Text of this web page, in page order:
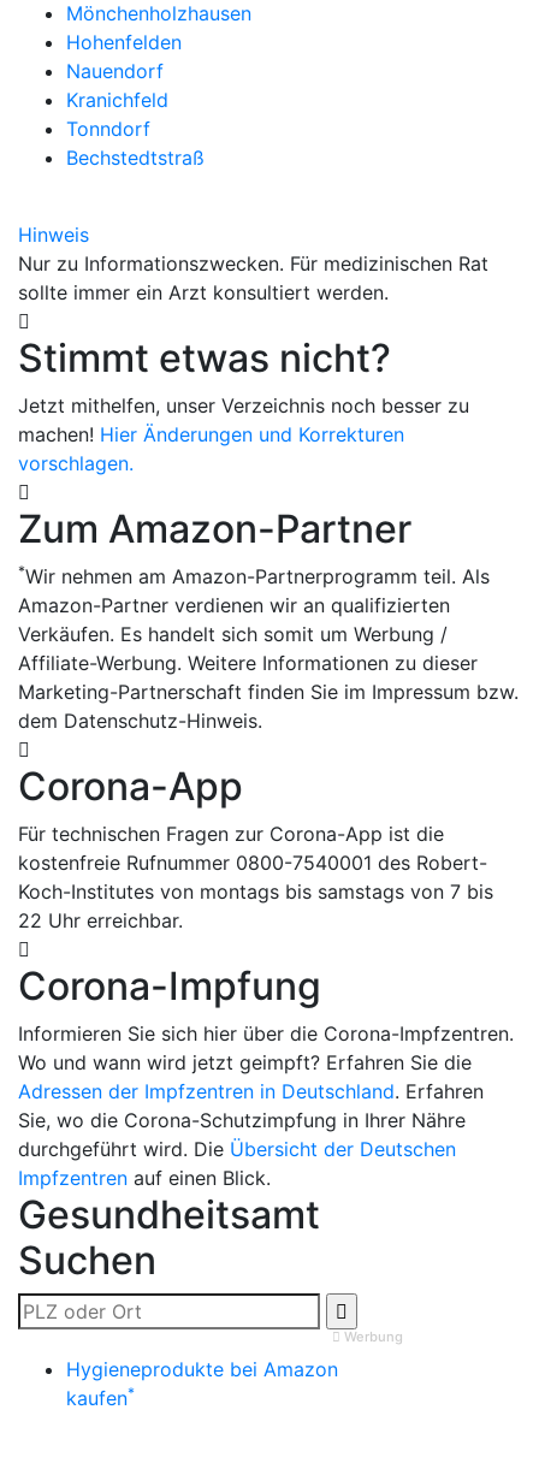
Mönchenholzhausen
Hohenfelden
Nauendorf
Kranichfeld
Tonndorf
Bechstedtstraß
Hinweis
Nur zu Informationszwecken. Für medizinischen Rat
sollte immer ein Arzt konsultiert werden.
Stimmt etwas nicht?
Jetzt mithelfen, unser Verzeichnis noch besser zu
machen! Hier Änderungen und Korrekturen
vorschlagen.
Zum Amazon-Partner
*Wir nehmen am Amazon-Partnerprogramm teil. Als
Amazon-Partner verdienen wir an qualifizierten
Verkäufen. Es handelt sich somit um Werbung /
Affiliate-Werbung. Weitere Informationen zu dieser
Marketing-Partnerschaft finden Sie im Impressum bzw.
dem Datenschutz-Hinweis.
Corona-App
Für technischen Fragen zur Corona-App ist die
kostenfreie Rufnummer 0800-7540001 des Robert-
Koch-Institutes von montags bis samstags von 7 bis
22 Uhr erreichbar.
Corona-Impfung
Informieren Sie sich hier über die Corona-Impfzentren.
Wo und wann wird jetzt geimpft? Erfahren Sie die
Adressen der Impfzentren in Deutschland. Erfahren
Sie, wo die Corona-Schutzimpfung in Ihrer Nähre
durchgeführt wird. Die Übersicht der Deutschen
Impfzentren auf einen Blick.
Gesundheitsamt
Suchen
Werbung
Hygieneprodukte bei Amazon
kaufen*